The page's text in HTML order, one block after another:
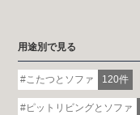
用途別で見る
こたつとソファ 120件
ピットリビングとソファ